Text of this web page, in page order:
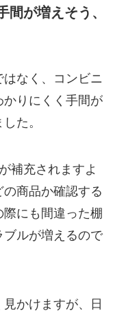
間が増えそう、
なく、コンビニ
りにくく手間が
た。
補充されますよ
商品か確認する
にも間違った棚
ルが増えるので
かけますが、日